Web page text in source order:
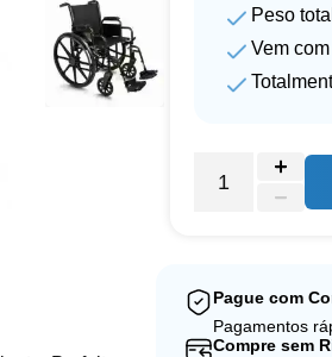
Peso
Vem
Pague com
Pagamentos
Compre sem